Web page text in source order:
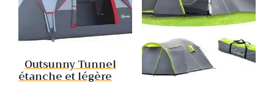
Outsunny Tunnel
étanche et légère